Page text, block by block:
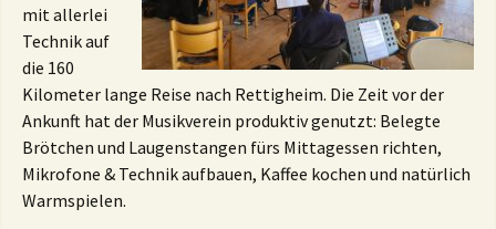
mit allerlei
Technik auf
die 160
Kilometer lange Reise nach Rettigheim. Die Zeit vor der
Ankunft hat der Musikverein produktiv genutzt: Belegte
Brötchen und Laugenstangen fürs Mittagessen richten,
Mikrofone & Technik aufbauen, Kaffee kochen und natürlich
Warmspielen.